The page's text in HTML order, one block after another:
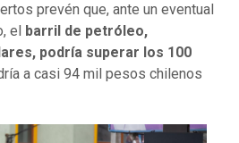
prevén que, ante un eventual
el barril de petróleo,
podría superar los 100
a casi 94 mil pesos chilenos